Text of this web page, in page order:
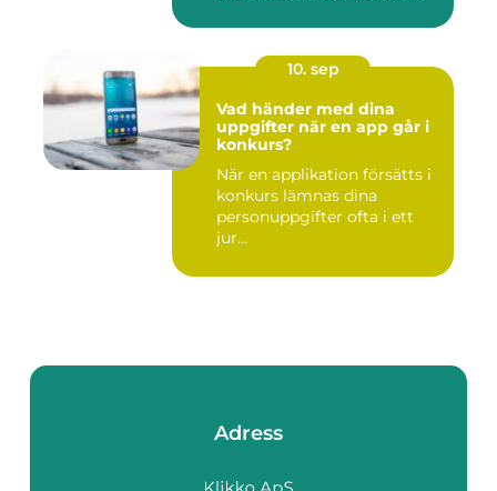
10. sep
Vad händer med dina
uppgifter när en app går i
konkurs?
När en applikation försätts i
konkurs lämnas dina
personuppgifter ofta i ett
jur...
Adress